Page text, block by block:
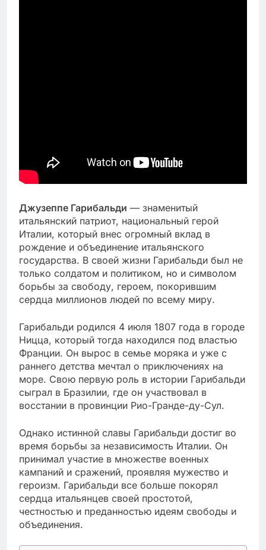
Джузеппе Гарибальди — знаменитый
итальянский патриот, национальный герой
Италии, который внес огромный вклад в
рождение и объединение итальянского
государства. В своей жизни Гарибальди был не
только солдатом и политиком, но и символом
борьбы за свободу, героем, покорившим
сердца миллионов людей по всему миру.
Гарибальди родился 4 июля 1807 года в городе
Ницца, который тогда находился под властью
Франции. Он вырос в семье моряка и уже с
раннего детства мечтал о приключениях на
море. Свою первую роль в истории Гарибальди
сыграл в Бразилии, где он участвовал в
восстании в провинции Рио-Гранде-ду-Сул.
Однако истинной славы Гарибальди достиг во
время борьбы за независимость Италии. Он
принимал участие в множестве военных
кампаний и сражений, проявляя мужество и
героизм. Гарибальди все больше покорял
сердца итальянцев своей простотой,
честностью и преданностью идеям свободы и
объединения.